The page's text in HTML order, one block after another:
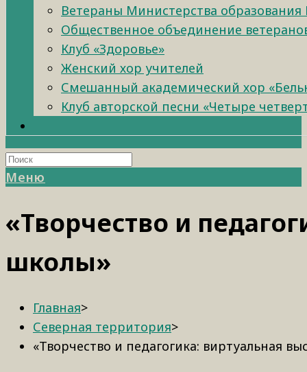
Ветераны Министерства образования
Общественное объединение
Клуб «Здоровье»
Женский хор учителей
Смешанный академический хор
Клуб авторской песни «Четыре
Меню
«Творчество и
школы»
Главная>
Северная территория>
«Творчество и педагогика: виртуальная